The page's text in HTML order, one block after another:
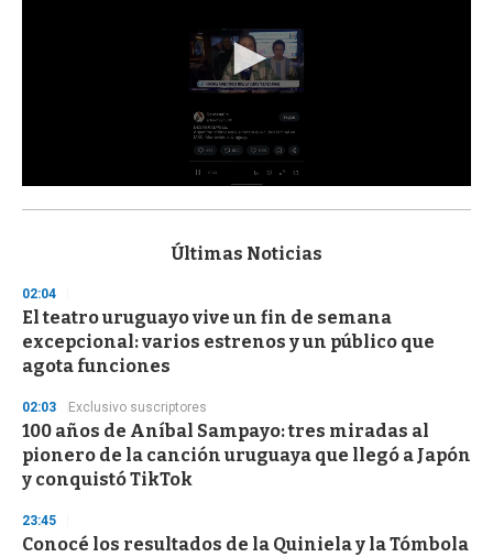
s
d
s
o
f
3
s
e
c
o
n
d
Últimas Noticias
02:04
El teatro uruguayo vive un fin de semana
excepcional: varios estrenos y un público que
agota funciones
02:03 Exclusivo suscriptores
100 años de Aníbal Sampayo: tres miradas al
pionero de la canción uruguaya que llegó a Japón
y conquistó TikTok
23:45
Conocé los resultados de la Quiniela y la Tómbola